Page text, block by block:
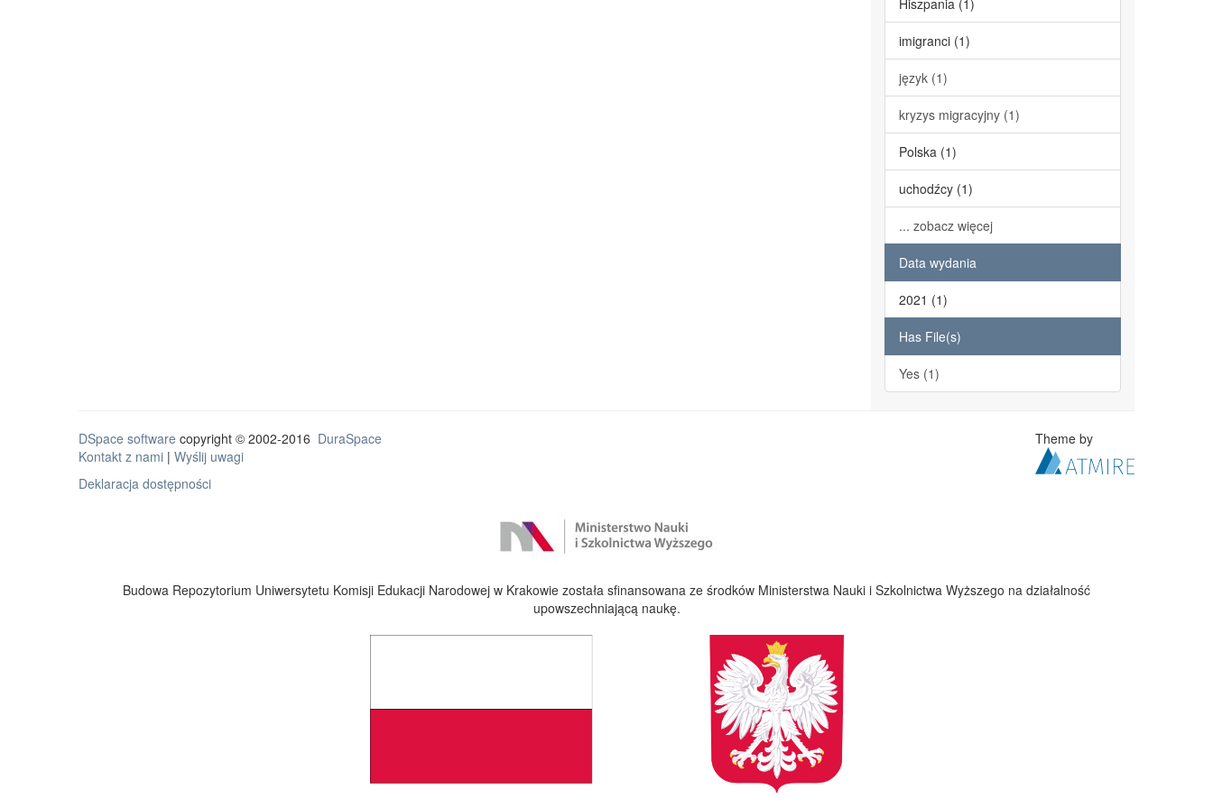
Hiszpania (1)
imigranci (1)
język (1)
kryzys migracyjny (1)
Polska (1)
uchodźcy (1)
... zobacz więcej
Data wydania
2021 (1)
Has File(s)
Yes (1)
DSpace software copyright © 2002-2016 DuraSpace
Kontakt z nami | Wyślij uwagi
Deklaracja dostępności
Theme by
Budowa Repozytorium Uniwersytetu Komisji Edukacji Narodowej w Krakowie została sfinansowana ze środków Ministerstwa Nauki i Szkolnictwa Wyższego na działalność
upowszechniającą naukę.